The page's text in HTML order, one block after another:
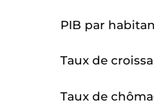
PIB par
Taux de
Taux de